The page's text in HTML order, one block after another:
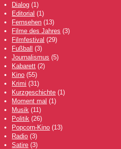
Dialog (1)
Editorial (1)
Fernsehen (13)
Filme des Jahres (3)
Filmfestival (29)
Fußball (3)
Journalismus (5)
Kabarett (2)
Kino (55)
Krimi (31)
Kurzgeschichte (1)
Moment mal (1)
Musik (11)
Politik (26)
Popcorn-Kino (13)
Radio (3)
Satire (3)